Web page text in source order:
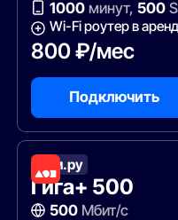
1000минут, 500
Wi-Fi роутер в
800 ₽/мес
Подключить
Дом.ру
Гига+ 500
500Мбит/с